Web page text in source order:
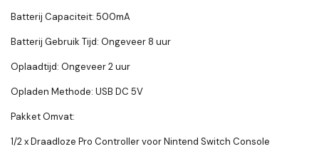
Batterij Capaciteit: 500mA
Batterij Gebruik Tijd: Ongeveer 8 uur
Oplaadtijd: Ongeveer 2 uur
Opladen Methode: USB DC 5V
Pakket Omvat:
1/2 x Draadloze Pro Controller voor Nintend Switch Console